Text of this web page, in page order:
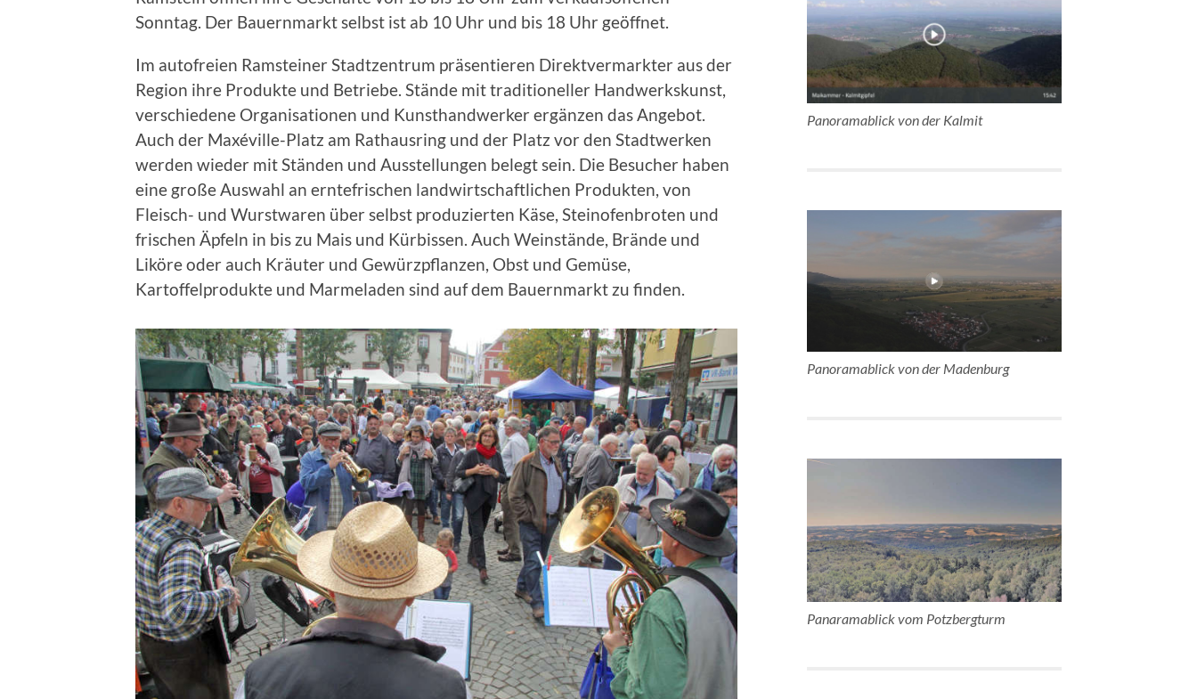
Sonntag. Der Bauernmarkt selbst ist ab 10 Uhr und bis 18 Uhr geöffnet.
Im autofreien Ramsteiner Stadtzentrum präsentieren Direktvermarkter aus der
Region ihre Produkte und Betriebe. Stände mit traditioneller Handwerkskunst,
verschiedene Organisationen und Kunsthandwerker ergänzen das Angebot.
Auch der Maxéville-Platz am Rathausring und der Platz vor den Stadtwerken
werden wieder mit Ständen und Ausstellungen belegt sein. Die Besucher haben
eine große Auswahl an erntefrischen landwirtschaftlichen Produkten, von
Fleisch- und Wurstwaren über selbst produzierten Käse, Steinofenbroten und
frischen Äpfeln in bis zu Mais und Kürbissen. Auch Weinstände, Brände und
Liköre oder auch Kräuter und Gewürzpflanzen, Obst und Gemüse,
Kartoffelprodukte und Marmeladen sind auf dem Bauernmarkt zu finden.
Panoramablick von der Kalmit
Panoramablick von der Madenburg
Panaramablick vom Potzbergturm